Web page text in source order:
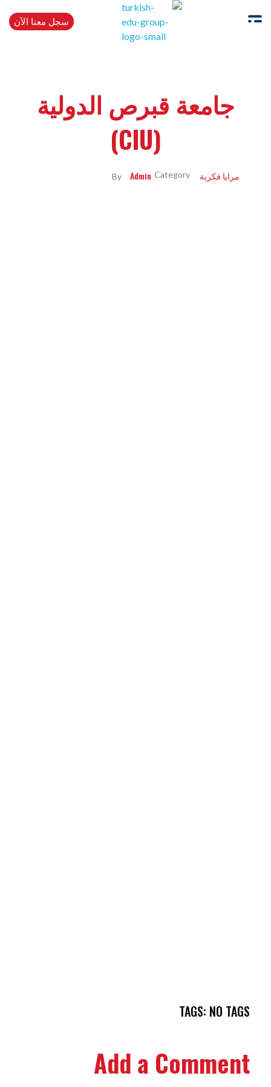
سجل معنا الآن
جامعة قبرص الدولية
(CIU)
By Admin مرايا فكرية
TAGS: NO TAGS
Add a Comment